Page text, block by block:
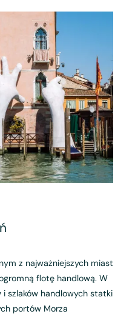
z najważniejszych miast
flotę handlową. W
i szlaków handlowych statki
portów Morza